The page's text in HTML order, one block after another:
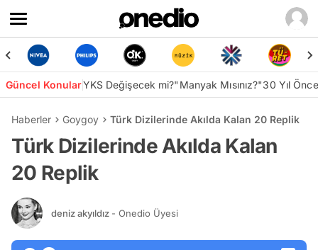
Güncel KonularYKS Değişecek mi?"Manyak Mısınız?"30 Yıl
Haberler Goygoy Türk Dizilerinde Akılda Kalan 20 Replik
Türk Dizilerinde Akılda Kalan
20 Replik
deniz akyıldız - Onedio Üyesi